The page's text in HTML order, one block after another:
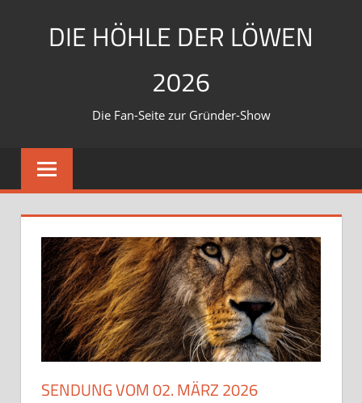
DIE HÖHLE DER LÖWEN
2026
Die Fan-Seite zur Gründer-Show
SENDUNG VOM 02. MÄRZ 2026